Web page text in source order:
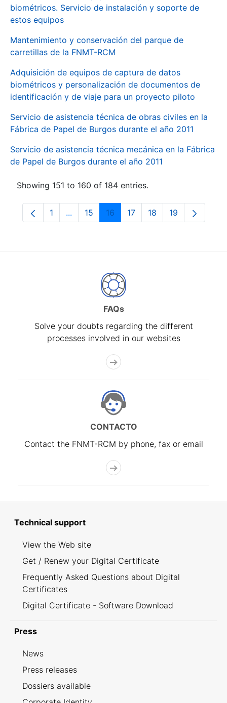
biométricos. Servicio de instalación y soporte de
estos equipos
Mantenimiento y conservación del parque de
carretillas de la FNMT-RCM
Adquisición de equipos de captura de datos
biométricos y personalización de documentos de
identificación y de viaje para un proyecto piloto
Servicio de asistencia técnica de obras civiles en la
Fábrica de Papel de Burgos durante el año 2011
Servicio de asistencia técnica mecánica en la Fábrica
de Papel de Burgos durante el año 2011
Showing 151 to 160 of 184 entries.
Page
1 ...Intermediate Pages Use TAB to navigate.
Page
15 Page
16 Page
17 Page
18 Page
19
FAQs
Solve your doubts regarding the different
processes involved in our websites
CONTACTO
Contact the FNMT-RCM by phone, fax or email
Technical support
View the Web site
Get / Renew your Digital Certificate
Frequently Asked Questions about Digital
Certificates
Digital Certificate - Software Download
Press
News
Press releases
Dossiers available